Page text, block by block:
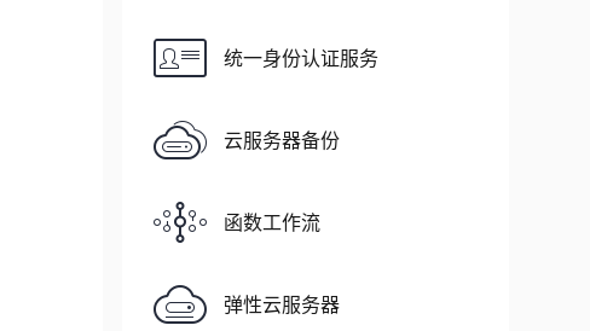
统一身份认证服务
云服务器备份
函数工作流
弹性云服务器